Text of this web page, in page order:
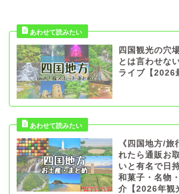
四国観光の穴
とは言わせな
ライブ【2026
《四国地方/
れたら通販お
いと有名で日
和菓子・名物
介【2026年観